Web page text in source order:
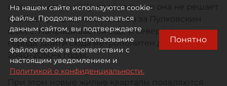
станция метро в Шушарах есть, но она не решает
проблему огромного массива за Пулковским
шоссе. Напрашивается ещё и северо–восток
города. Дойти сюда метрополитен должен, но в
2040–2050–х годах.
При этом новые жилые кварталы появляются
На нашем сайте используются cookie-
файлы. Продолжая пользоваться
данным сайтом, вы подтверждаете
свое согласие на использование
файлов cookie в соответствии с
настоящим уведомлением и
Политикой о конфиденциальности.
Понятно